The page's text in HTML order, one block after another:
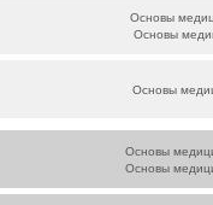
Основы
Основы
Основы
Основы
Основы